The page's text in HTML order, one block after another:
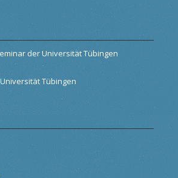
der Universität Tübingen
Tübingen